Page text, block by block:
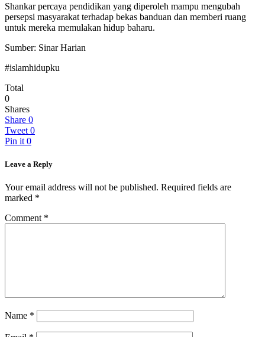
Shankar percaya pendidikan yang diperoleh mampu mengubah
persepsi masyarakat terhadap bekas banduan dan memberi ruang
untuk mereka memulakan hidup baharu.
Sumber: Sinar Harian
#islamhidupku
Total
0
Shares
Share 0
Tweet 0
Pin it 0
Leave a Reply
Your email address will not be published. Required fields are
marked *
Comment *
Name *